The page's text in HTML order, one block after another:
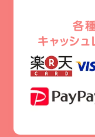
各
キャッシ